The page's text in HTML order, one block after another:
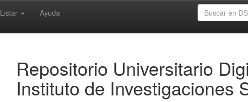
Listar Ayuda
Repositorio Universitario
Instituto de Investigaciones